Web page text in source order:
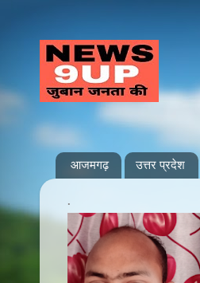
आजमगढ़ उत्तर प्रदेश
.